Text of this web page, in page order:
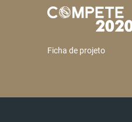
Ficha de projeto